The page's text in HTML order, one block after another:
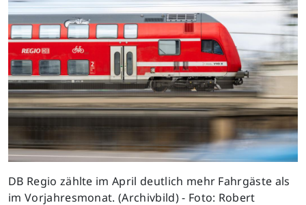
DB Regio zählte im April deutlich mehr Fahrgäste als
im Vorjahresmonat. (Archivbild) - Foto: Robert